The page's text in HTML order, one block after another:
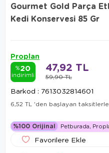
Gourmet Gold Parça
Kedi Konservesi 85 Gr
Proplan
%20
indirimli 59,90 TL
47,92 TL
Barkod : 7613032814601
6,52 TL 'den başlayan taksitlerle
%100 Orijinal Petburada,
Favorilere Ekle